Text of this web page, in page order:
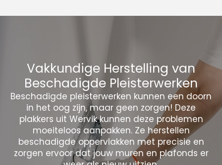
Vakkundige Herstelling van
Beschadigde Pleisterwerken
Beschadigde pleisterwerken kunnen een doorn
in het oog zijn, maar geen zorgen! Deze
plakkers uit Wervik kunnen deze problemen
moeiteloos aanpakken. Ze herstellen
beschadigde oppervlakken met precisie en
zorgen ervoor dat jouw muren en plafonds er